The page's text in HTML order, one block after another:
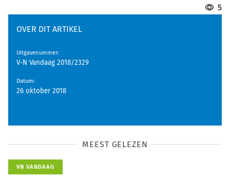
5
OVER DIT ARTIKEL
Uitgavenummer:
V-N Vandaag 2018/2329
Datum:
26 oktober 2018
MEEST GELEZEN
VN VANDAAG